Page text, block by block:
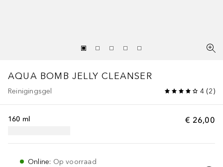
AQUA BOMB JELLY CLEANSER
Reinigingsgel 4 (2)
€ 26,00
160 ml
Online: Op voorraad